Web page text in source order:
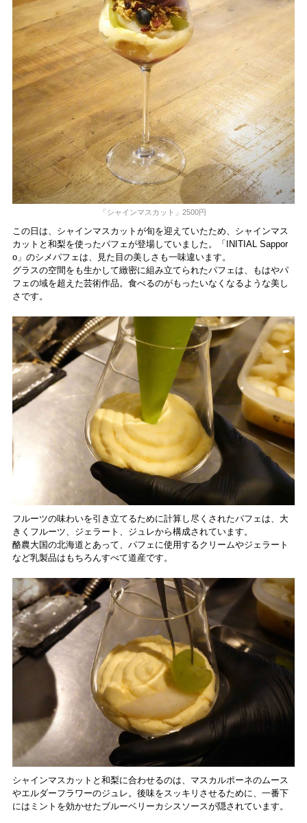
「シャインマスカット」2500円
この日は、シャインマスカットが旬を迎えていたため、シャインマス
カットと和梨を使ったパフェが登場していました。「INITIAL Sappor
o」のシメパフェは、見た目の美しさも一味違います。
グラスの空間をも生かして緻密に組み立てられたパフェは、もはやパ
フェの域を超えた芸術作品。食べるのがもったいなくなるような美し
さです。
フルーツの味わいを引き立てるために計算し尽くされたパフェは、大
きくフルーツ、ジェラート、ジュレから構成されています。
酪農大国の北海道とあって、パフェに使用するクリームやジェラート
など乳製品はもちろんすべて道産です。
シャインマスカットと和梨に合わせるのは、マスカルポーネのムース
やエルダーフラワーのジュレ。後味をスッキリさせるために、一番下
にはミントを効かせたブルーベリーカシスソースが隠されています。